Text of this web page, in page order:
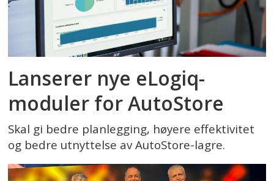
Lanserer nye eLogiq-
moduler for AutoStore
Skal gi bedre planlegging, høyere effektivitet
og bedre utnyttelse av AutoStore-lagre.